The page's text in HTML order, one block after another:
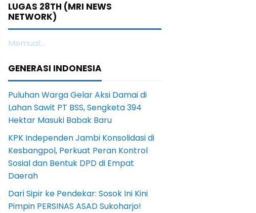
LUGAS 28TH (MRI NEWS
NETWORK)
Memuat...
GENERASI INDONESIA
Puluhan Warga Gelar Aksi Damai di
Lahan Sawit PT BSS, Sengketa 394
Hektar Masuki Babak Baru
KPK Independen Jambi Konsolidasi di
Kesbangpol, Perkuat Peran Kontrol
Sosial dan Bentuk DPD di Empat
Daerah
Dari Sipir ke Pendekar: Sosok Ini Kini
Pimpin PERSINAS ASAD Sukoharjo!